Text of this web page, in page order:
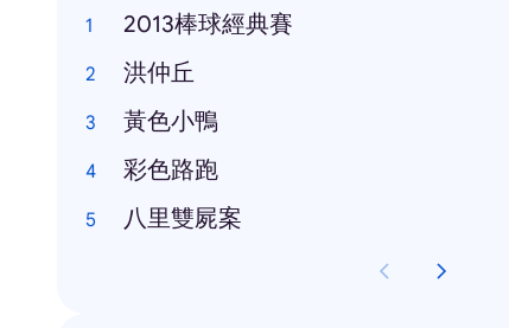
2013棒球經典賽
洪仲丘
黃色小鴨
彩色路跑
八里雙屍案